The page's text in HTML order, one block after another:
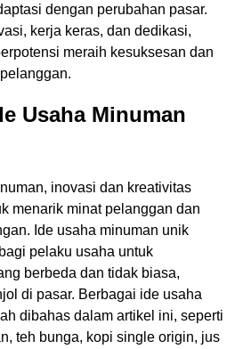
dengan perubahan pasar.
kerja keras, dan dedikasi,
meraih kesuksesan dan
Usaha Minuman
inovasi dan kreativitas
menarik minat pelanggan dan
Ide usaha minuman unik
pelaku usaha untuk
berbeda dan tidak biasa,
di pasar. Berbagai ide usaha
dibahas dalam artikel ini, seperti
teh bunga, kopi single origin, jus